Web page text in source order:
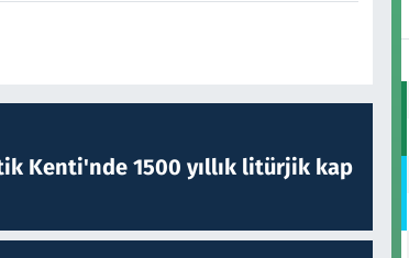
Kenti'nde 1500 yıllık litürjik kap